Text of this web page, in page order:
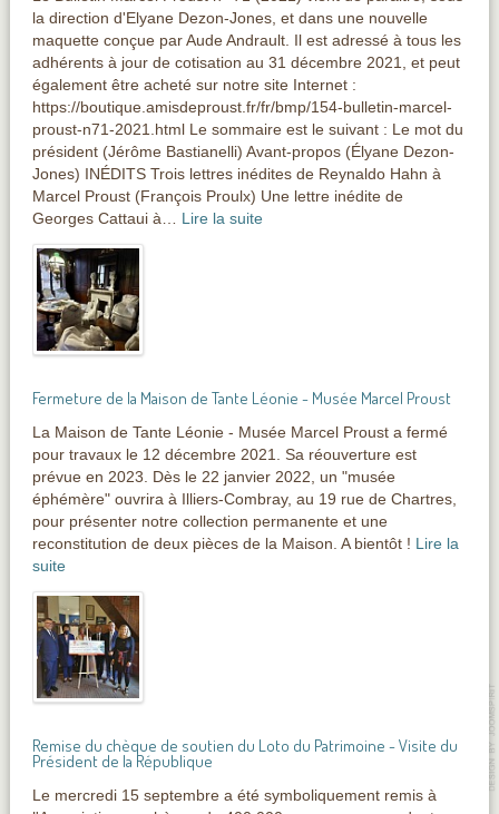
la direction d'Elyane Dezon-Jones, et dans une nouvelle
maquette conçue par Aude Andrault. Il est adressé à tous les
adhérents à jour de cotisation au 31 décembre 2021, et peut
également être acheté sur notre site Internet :
https://boutique.amisdeproust.fr/fr/bmp/154-bulletin-marcel-
proust-n71-2021.html Le sommaire est le suivant : Le mot du
président (Jérôme Bastianelli) Avant-propos (Élyane Dezon-
Jones) INÉDITS Trois lettres inédites de Reynaldo Hahn à
Marcel Proust (François Proulx) Une lettre inédite de
Georges Cattaui à… Lire la suite
Fermeture de la Maison de Tante Léonie - Musée Marcel Proust
La Maison de Tante Léonie - Musée Marcel Proust a fermé
pour travaux le 12 décembre 2021. Sa réouverture est
prévue en 2023. Dès le 22 janvier 2022, un "musée
éphémère" ouvrira à Illiers-Combray, au 19 rue de Chartres,
pour présenter notre collection permanente et une
reconstitution de deux pièces de la Maison. A bientôt ! Lire la
suite
Remise du chèque de soutien du Loto du Patrimoine - Visite du
Président de la République
Le mercredi 15 septembre a été symboliquement remis à